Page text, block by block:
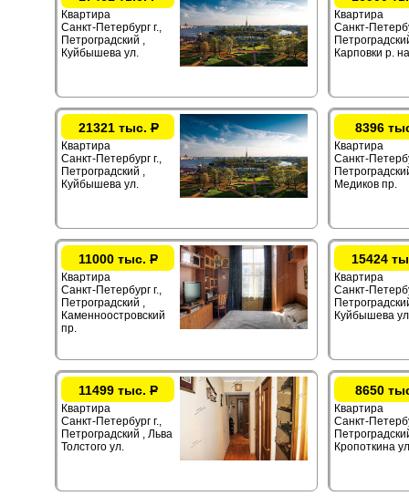
Квартира
Санкт-Петербург г.,
Петроградский ,
Куйбышева ул.
Квартира
Санкт-
Карповки р.
21321 тыс.Р
Квартира
Санкт-Петербург г.,
Петроградский ,
Куйбышева ул.
8396
Квартира
Санкт-
Медиков пр.
11000 тыс. Р
Квартира
Санкт-Петербург г.,
Петроградский ,
Каменноостровский
пр.
15424
Квартира
Санкт-
Куйбышева
11499 тыс. Р
Квартира
Санкт-Петербург г.,
Петроградский , Льва
Толстого ул.
8650
Квартира
Санкт-
Кропоткина